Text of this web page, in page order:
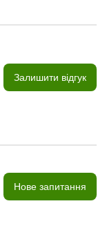
Залишити відгук
Нове запитання